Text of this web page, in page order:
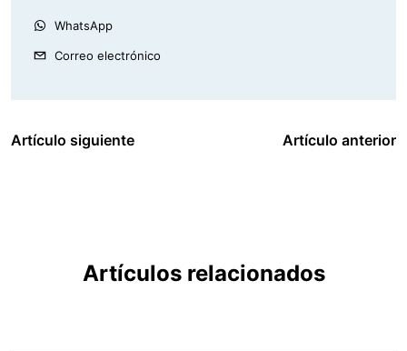
WhatsApp
Correo electrónico
Artículo siguiente Artículo anterior
Artículos relacionados